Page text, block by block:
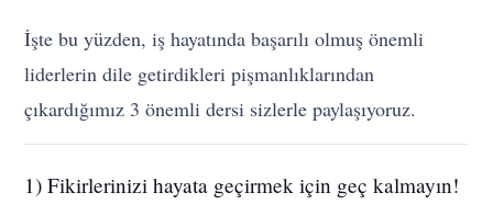
İşte bu yüzden, iş hayatında başarılı olmuş önemli
liderlerin dile getirdikleri pişmanlıklarından
çıkardığımız 3 önemli dersi sizlerle paylaşıyoruz.
1) Fikirlerinizi hayata geçirmek için geç kalmayın!